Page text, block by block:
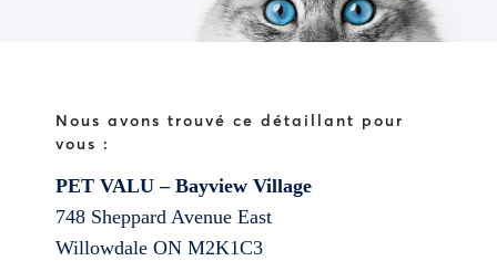
Nous avons trouvé ce détaillant pour
vous :
PET VALU – Bayview Village
748 Sheppard Avenue East
Willowdale ON M2K1C3